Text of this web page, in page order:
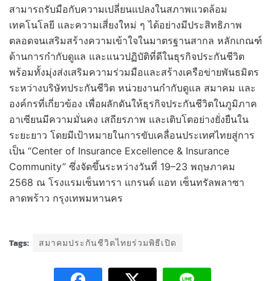
สามารถรับมือกับความเปลี่ยนแปลงในสภาพแวดล้อม
เทคโนโลยี และความเสี่ยงใหม่ ๆ ได้อย่างมีประสิทธิภาพ
ตลอดจนเสริมสร้างความเข้าใจในมาตรฐานสากล หลักเกณฑ์
ด้านการกำกับดูแล และแนวปฏิบัติที่ดีในธุรกิจประกันชีวิต
พร้อมทั้งมุ่งส่งเสริมความร่วมมือและสร้างเครือข่ายพันธมิตร
ระหว่างบริษัทประกันชีวิต หน่วยงานกำกับดูแล สมาคม และ
องค์กรที่เกี่ยวข้อง เพื่อผลักดันให้ธุรกิจประกันชีวิตในภูมิภาค
อาเซียนมีความมั่นคง เสถียรภาพ และเติบโตอย่างยั่งยืนใน
ระยะยาว โดยมีเป้าหมายในการขับเคลื่อนประเทศไทยสู่การ
เป็น “Center of Insurance Excellence & Insurance
Community” ซึ่งจัดขึ้นระหว่างวันที่ 19–23 พฤษภาคม
2568 ณ โรงแรมเซ็นทารา แกรนด์ แอท เซ็นทรัลพลาซา
ลาดพร้าว กรุงเทพมหานคร
Tags: สมาคมประกันชีวิตไทยร่วมพิธีเปิด